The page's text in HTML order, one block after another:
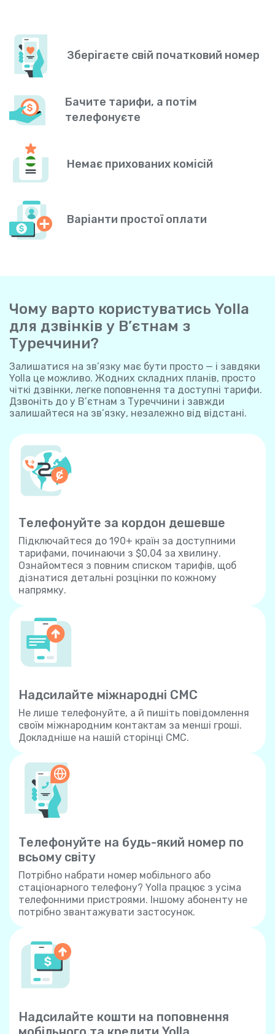
Зберігаєте свій початковий номер
Бачите тарифи, а потім
телефонуєте
Немає прихованих комісій
Варіанти простої оплати
Чому варто користуватись Yolla
для дзвінків у В’єтнам з
Туреччини?
Залишатися на зв’язку має бути просто — і завдяки
Yolla це можливо. Жодних складних планів, просто
чіткі дзвінки, легке поповнення та доступні тарифи.
Дзвоніть до у В’єтнам з Туреччини і завжди
залишайтеся на зв’язку, незалежно від відстані.
Телефонуйте за кордон дешевше
Підключайтеся до 190+ країн за доступними
тарифами, починаючи з $0,04 за хвилину.
Ознайомтеся з повним списком тарифів, щоб
дізнатися детальні розцінки по кожному
напрямку.
Надсилайте міжнародні СМС
Не лише телефонуйте, а й пишіть повідомлення
своїм міжнародним контактам за менші гроші.
Докладніше на нашій сторінці СМС.
Телефонуйте на будь-який номер по
всьому світу
Потрібно набрати номер мобільного або
стаціонарного телефону? Yolla працює з усіма
телефонними пристроями. Іншому абоненту не
потрібно звантажувати застосунок.
Надсилайте кошти на поповнення